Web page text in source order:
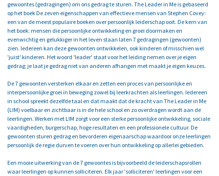
gewoontes (gedragingen) om ons gedrag te sturen. The Leader in Me is gebaseerd
op het boek De zeven eigenschappen van effectieve mensen van Stephen Covey:
een van de meest populaire boeken over persoonlijk leiderschap ooit. De kern van
het boek: mensen die persoonlijke ontwikkeling en groei doormaken en
evenwichtig en gelukkiger in het leven staan laten 7 gedragingen (gewoonten)
zien. Iedereen kan deze gewoonten ontwikkelen, ook kinderen of misschien wel
'juist' kinderen. Het woord 'leader' staat voor het leiding nemen over je eigen
gedrag; je laat je gedrag niet van anderen afhangen met maakt je eigen keuzes.
De 7 gewoonten versterken elkaar en zetten een proces van persoonlijke en
interpersoonlijke groei in beweging zowel bij leerkrachten als leerlingen. Iedereen
in school spreekt dezelfde taal en dat maakt dat de kracht van The Leader in Me
(LIM) voelbaar en zichtbaar is in de hele school en zo overdragen wordt aan de
leerlingen. Werken met LIM zorgt voor een sterke persoonlijke ontwikkeling, sociale
vaardigheden, burgerschap, hoge resultaten en een professionele cultuur. De
gewoonten sturen gedrag en bevorderen eigenaarschap waardoor onze leerlingen
persoonlijk de regie durven te voeren over hun ontwikkeling op allerlei gebieden.
Een mooie uitwerking van de 7 gewoontes is bijvoorbeeld de leiderschapsrollen
waar leerlingen op kunnen solliciteren. Elk jaar 'solliciteren' leerlingen voor een